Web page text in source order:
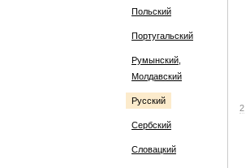
Польский
Португальский
Румынский,
Молдавский
Русский
Сербский
Словацкий
2